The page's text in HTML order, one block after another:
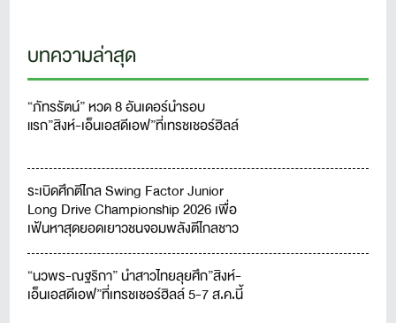
บทความล่าสุด
“ภัทรรัตน์” หวด 8 อันเดอร์นำรอบ
แรก”สิงห์-เอ็นเอสดีเอฟ”ที่เทรชเชอร์ฮิลล์
ระเบิดศึกตีไกล Swing Factor Junior
Long Drive Championship 2026 เพื่อ
เฟ้นหาสุดยอดเยาวชนจอมพลังตีไกลชาว
ไทย
“นวพร-ณฐริกา” นำสาวไทยลุยศึก”สิงห์-
เอ็นเอสดีเอฟ”ที่เทรชเชอร์ฮิลล์ 5-7 ส.ค.นี้